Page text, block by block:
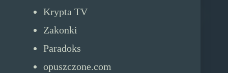
Krypta TV
Zakonki
Paradoks
opuszczone.com